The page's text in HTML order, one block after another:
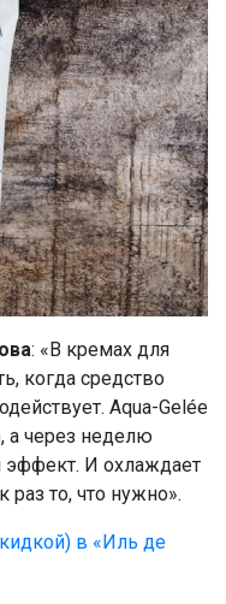
: «В кремах для
когда средство
Aqua-Gelée
а через неделю
эффект. И охлаждает
раз то, что нужно».
в «Иль де